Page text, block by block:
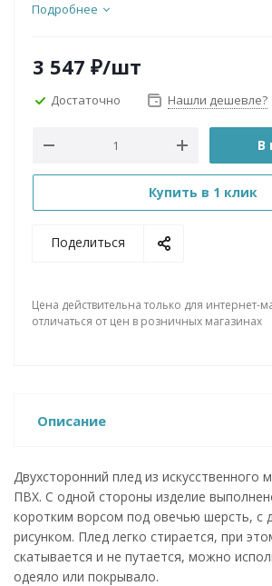
Подробнее
3 547 ₽/шт
Достаточно Нашли дешевле?
В
Купить в 1 клик
Поделиться
Цена действительна только для интернет-
отличаться от цен в розничных магазинах
Описание
Двухсторонний плед из искусственного
ПВХ. С одной стороны изделие
коротким ворсом под овечью шерсть, с
рисунком. Плед легко стирается, при
скатывается и не путается, можно
одеяло или покрывало.